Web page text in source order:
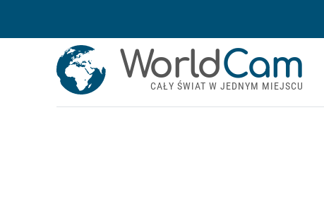
WorldCam
CAŁY ŚWIAT W JEDNYM MIEJSCU